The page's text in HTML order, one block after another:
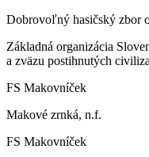
Dobrovoľný hasičský zbor
Základná organizácia
a zväzu postihnutých
FS Makovníček
Makové zrnká, n.f.
FS Makovníček